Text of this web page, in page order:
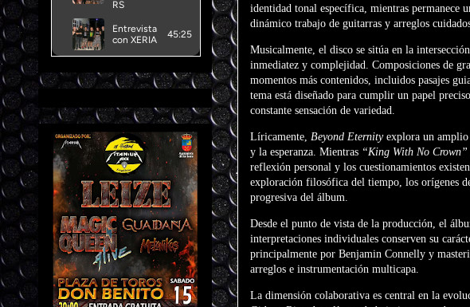
identidad tonal específica, mientras permanece
dinámico trabajo de guitarras y arreglos
Musicalmente, el disco se sitúa en la
inmediatez y complejidad. Composiciones de
momentos más contenidos, incluidos pasajes
tema está diseñado para cumplir un papel
constante sensación de variedad.
Líricamente, Beyond Eternityexplora un amplio
y la esperanza. Mientras “King With No Crown”
reflexión personal y los cuestionamientos
exploración filosófica del tiempo, los orígenes
progresiva del álbum.
Desde el punto de vista de la producción, el
interpretaciones individuales conserven su
principalmente por Benjamin Connelly y
arreglos e instrumentación multicapa.
La dimensión colaborativa es central en la